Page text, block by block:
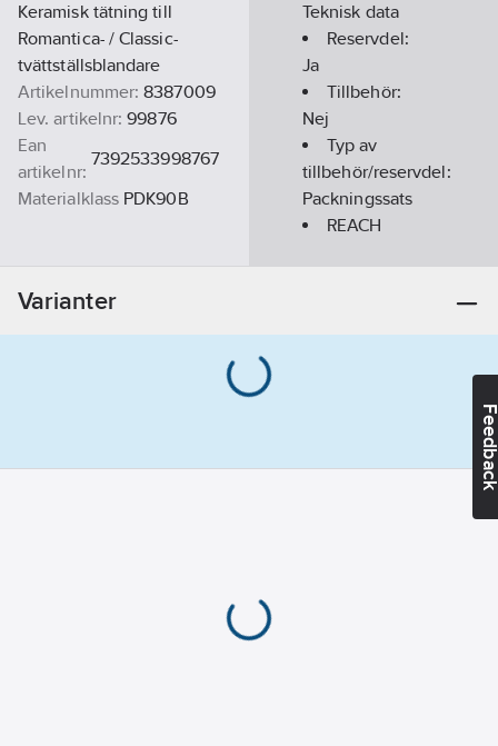
Keramisk tätning till
Romantica- / Classic-
tvättställsblandare
Artikelnummer: 8387009
Lev. artikelnr: 99876
Ean
artikelnr:
7392533998767
Materialklass PDK90B
Teknisk data
Reservdel:
Ja
Tillbehör:
Nej
Typ av
tillbehör/reservdel:
Packningssats
REACH
Informationsplikt:
Varianter